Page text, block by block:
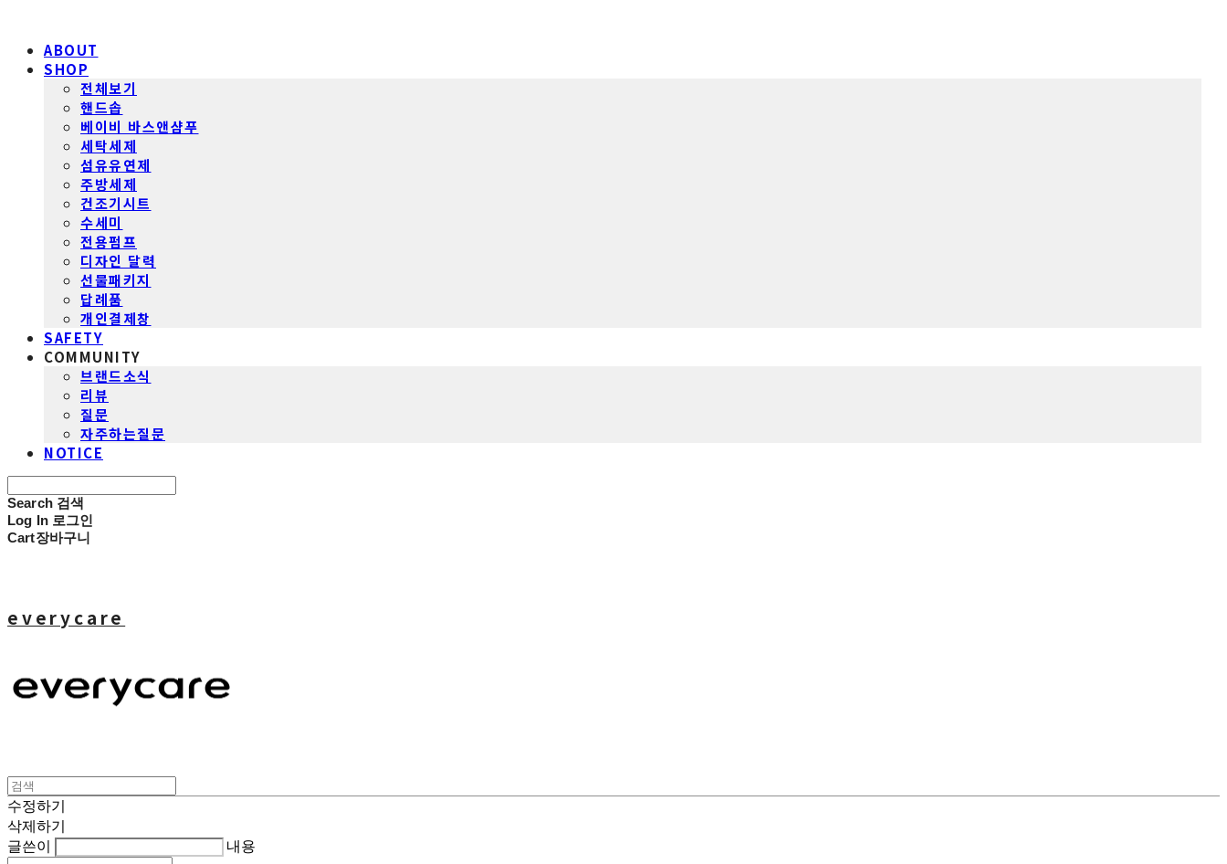
ABOUT
SHOP
전체보기
핸드솝
베이비 바스앤샴푸
세탁세제
섬유유연제
주방세제
건조기시트
수세미
전용펌프
디자인 달력
선물패키지
답례품
개인결제창
SAFETY
COMMUNITY
브랜드소식
리뷰
질문
자주하는질문
NOTICE
Search 검색
Log In 로그인
Cart장바구니
everycare
수정하기
삭제하기
글쓴이
내용